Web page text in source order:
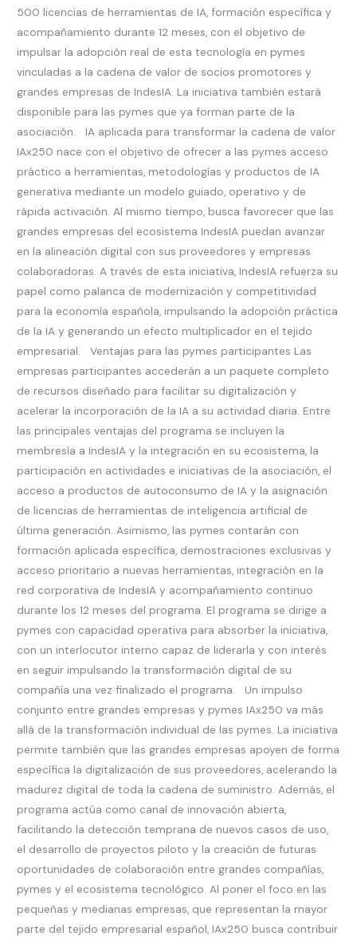
500 licencias de herramientas de IA, formación específica y
acompañamiento durante 12 meses, con el objetivo de
impulsar la adopción real de esta tecnología en pymes
vinculadas a la cadena de valor de socios promotores y
grandes empresas de IndesIA. La iniciativa también estará
disponible para las pymes que ya forman parte de la
asociación. IA aplicada para transformar la cadena de valor
IAx250 nace con el objetivo de ofrecer a las pymes acceso
práctico a herramientas, metodologías y productos de IA
generativa mediante un modelo guiado, operativo y de
rápida activación. Al mismo tiempo, busca favorecer que las
grandes empresas del ecosistema IndesIA puedan avanzar
en la alineación digital con sus proveedores y empresas
colaboradoras. A través de esta iniciativa, IndesIA refuerza su
papel como palanca de modernización y competitividad
para la economía española, impulsando la adopción práctica
de la IA y generando un efecto multiplicador en el tejido
empresarial. Ventajas para las pymes participantes Las
empresas participantes accederán a un paquete completo
de recursos diseñado para facilitar su digitalización y
acelerar la incorporación de la IA a su actividad diaria. Entre
las principales ventajas del programa se incluyen la
membresía a IndesIA y la integración en su ecosistema, la
participación en actividades e iniciativas de la asociación, el
acceso a productos de autoconsumo de IA y la asignación
de licencias de herramientas de inteligencia artificial de
última generación. Asimismo, las pymes contarán con
formación aplicada específica, demostraciones exclusivas y
acceso prioritario a nuevas herramientas, integración en la
red corporativa de IndesIA y acompañamiento continuo
durante los 12 meses del programa. El programa se dirige a
pymes con capacidad operativa para absorber la iniciativa,
con un interlocutor interno capaz de liderarla y con interés
en seguir impulsando la transformación digital de su
compañía una vez finalizado el programa. Un impulso
conjunto entre grandes empresas y pymes IAx250 va más
allá de la transformación individual de las pymes. La iniciativa
permite también que las grandes empresas apoyen de forma
específica la digitalización de sus proveedores, acelerando la
madurez digital de toda la cadena de suministro. Además, el
programa actúa como canal de innovación abierta,
facilitando la detección temprana de nuevos casos de uso,
el desarrollo de proyectos piloto y la creación de futuras
oportunidades de colaboración entre grandes compañías,
pymes y el ecosistema tecnológico. Al poner el foco en las
pequeñas y medianas empresas, que representan la mayor
parte del tejido empresarial español, IAx250 busca contribuir